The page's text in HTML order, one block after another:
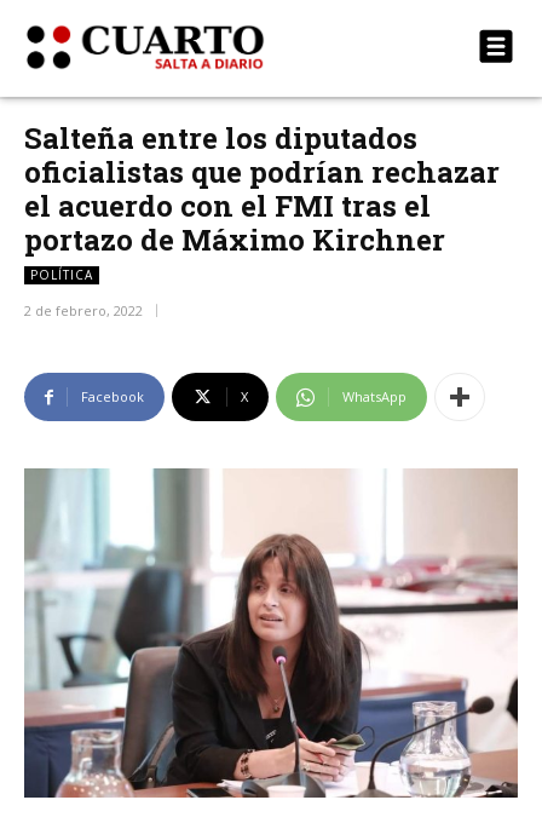
Salteña entre los diputados
oficialistas que podrían rechazar
el acuerdo con el FMI tras el
portazo de Máximo Kirchner
POLÍTICA
2 de febrero, 2022
Facebook X WhatsApp